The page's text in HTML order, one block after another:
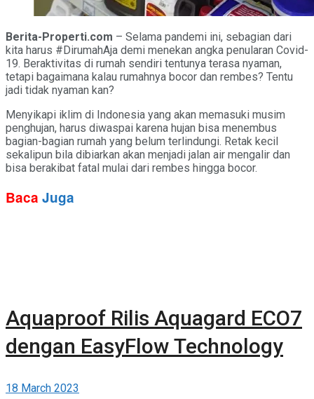
Berita-Properti.com – Selama pandemi ini, sebagian dari
kita harus #DirumahAja demi menekan angka penularan Covid-
19. Beraktivitas di rumah sendiri tentunya terasa nyaman,
tetapi bagaimana kalau rumahnya bocor dan rembes? Tentu
jadi tidak nyaman kan?
Menyikapi iklim di Indonesia yang akan memasuki musim
penghujan, harus diwaspai karena hujan bisa menembus
bagian-bagian rumah yang belum terlindungi. Retak kecil
sekalipun bila dibiarkan akan menjadi jalan air mengalir dan
bisa berakibat fatal mulai dari rembes hingga bocor.
Baca Juga
Aquaproof Rilis Aquagard ECO7
dengan EasyFlow Technology
18 March 2023